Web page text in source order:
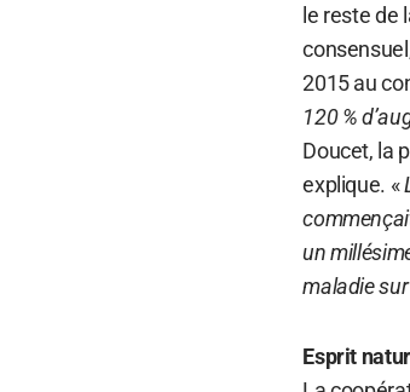
le reste de
2015 au
120 %
Doucet, la
explique. «
un
maladie
Esprit